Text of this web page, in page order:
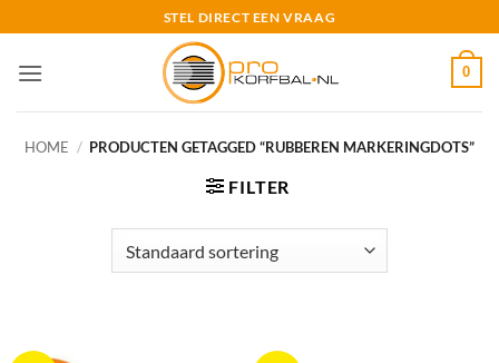
naar
inhoud
STEL DIRECT EEN VRAAG
0
HOME / PRODUCTEN GETAGGED “RUBBEREN MARKERINGDOTS”
FILTER